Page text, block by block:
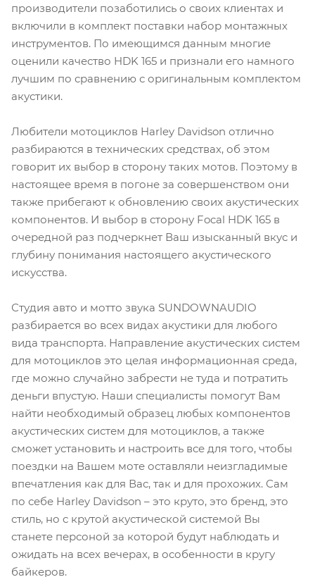
производители позаботились о своих клиентах и
включили в комплект поставки набор монтажных
инструментов. По имеющимся данным многие
оценили качество HDK 165 и признали его намного
лучшим по сравнению с оригинальным комплектом
акустики.
Любители мотоциклов Harley Davidson отлично
разбираются в технических средствах, об этом
говорит их выбор в сторону таких мотов. Поэтому в
настоящее время в погоне за совершенством они
также прибегают к обновлению своих акустических
компонентов. И выбор в сторону Focal HDK 165 в
очередной раз подчеркнет Ваш изысканный вкус и
глубину понимания настоящего акустического
искусства.
Студия авто и мотто звука SUNDOWNAUDIO
разбирается во всех видах акустики для любого
вида транспорта. Направление акустических систем
для мотоциклов это целая информационная среда,
где можно случайно забрести не туда и потратить
деньги впустую. Наши специалисты помогут Вам
найти необходимый образец любых компонентов
акустических систем для мотоциклов, а также
сможет установить и настроить все для того, чтобы
поездки на Вашем моте оставляли неизгладимые
впечатления как для Вас, так и для прохожих. Сам
по себе Harley Davidson – это круто, это бренд, это
стиль, но с крутой акустической системой Вы
станете персоной за которой будут наблюдать и
ожидать на всех вечерах, в особенности в кругу
байкеров.